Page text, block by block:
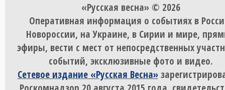
«Русская весна» © 2026
Оперативная информация о событиях в
Новороссии, на Украине, в Сирии и мире,
эфиры, вести с мест от непосредственных
событий, эксклюзивные фото и видео.
Сетевое издание «Русская Весна»